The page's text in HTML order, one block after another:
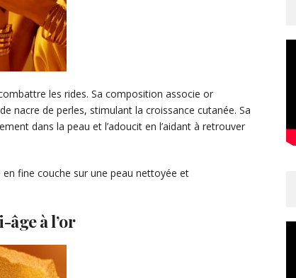
les rides. Sa composition associe or
nacre de perles, stimulant la croissance cutanée. Sa
dans la peau et l’adoucit en l’aidant à retrouver
fine couche sur une peau nettoyée et
âge à l’or